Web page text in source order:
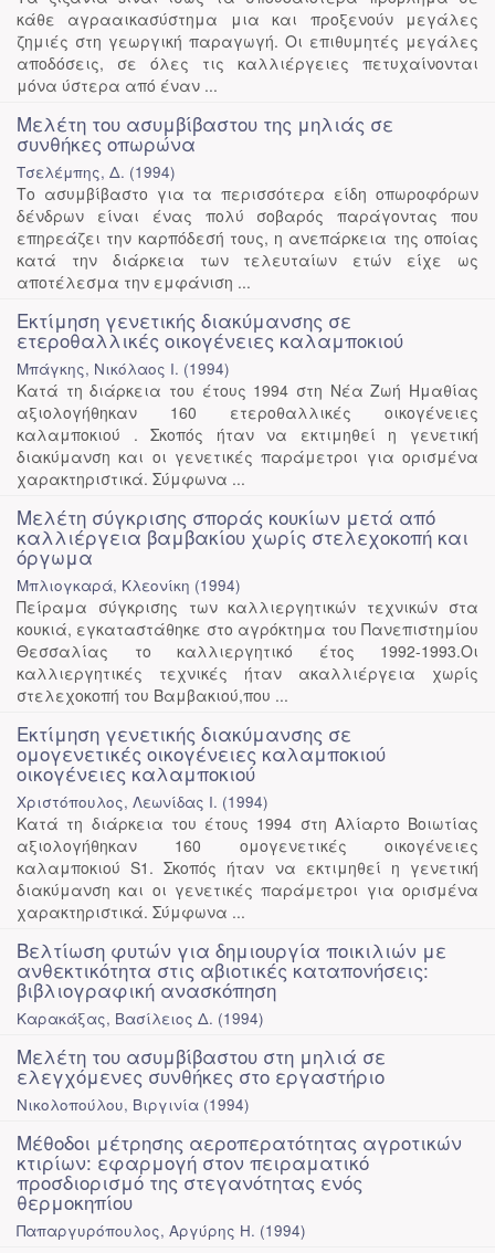
κάθε αγρααικασύστημα μια και προξενούν μεγάλες
ζημιές στη γεωργική παραγωγή. Οι επιθυμητές μεγάλες
αποδόσεις, σε όλες τις καλλιέργειες πετυχαίνονται
μόνα ύστερα από έναν ...
Μελέτη του ασυμβίβαστου της μηλιάς σε
συνθήκες οπωρώνα
Τσελέμπης, Δ. (1994)
Το ασυμβίβαστο για τα περισσότερα είδη οπωροφόρων
δένδρων είναι ένας πολύ σοβαρός παράγοντας που
επηρεάζει την καρπόδεσή τους, η ανεπάρκεια της οποίας
κατά την διάρκεια των τελευταίων ετών είχε ως
αποτέλεσμα την εμφάνιση ...
Εκτίμηση γενετικής διακύμανσης σε
ετεροθαλλικές οικογένειες καλαμποκιού
Μπάγκης, Νικόλαος Ι. (1994)
Κατά τη διάρκεια του έτους 1994 στη Νέα Ζωή Ημαθίας
αξιολογήθηκαν 160 ετεροθαλλικές οικογένειες
καλαμποκιού . Σκοπός ήταν να εκτιμηθεί η γενετική
διακύμανση και οι γενετικές παράμετροι για ορισμένα
χαρακτηριστικά. Σύμφωνα ...
Μελέτη σύγκρισης σποράς κουκίων μετά από
καλλιέργεια βαμβακίου χωρίς στελεχοκοπή και
όργωμα
Μπλιογκαρά, Κλεονίκη (1994)
Πείραμα σύγκρισης των καλλιεργητικών τεχνικών στα
κουκιά, εγκαταστάθηκε στο αγρόκτημα του Πανεπιστημίου
Θεσσαλίας το καλλιεργητικό έτος 1992-1993.Οι
καλλιεργητικές τεχνικές ήταν ακαλλιέργεια χωρίς
στελεχοκοπή του Βαμβακιού,που ...
Εκτίμηση γενετικής διακύμανσης σε
ομογενετικές οικογένειες καλαμποκιού
οικογένειες καλαμποκιού
Χριστόπουλος, Λεωνίδας Ι. (1994)
Κατά τη διάρκεια του έτους 1994 στη Αλίαρτο Βοιωτίας
αξιολογήθηκαν 160 ομογενετικές οικογένειες
καλαμποκιού S1. Σκοπός ήταν να εκτιμηθεί η γενετική
διακύμανση και οι γενετικές παράμετροι για ορισμένα
χαρακτηριστικά. Σύμφωνα ...
Βελτίωση φυτών για δημιουργία ποικιλιών με
ανθεκτικότητα στις αβιοτικές καταπονήσεις:
βιβλιογραφική ανασκόπηση
Καρακάξας, Βασίλειος Δ. (1994)
Μελέτη του ασυμβίβαστου στη μηλιά σε
ελεγχόμενες συνθήκες στο εργαστήριο
Νικολοπούλου, Βιργινία (1994)
Μέθοδοι μέτρησης αεροπερατότητας αγροτικών
κτιρίων: εφαρμογή στον πειραματικό
προσδιορισμό της στεγανότητας ενός
θερμοκηπίου
Παπαργυρόπουλος, Αργύρης Η. (1994)